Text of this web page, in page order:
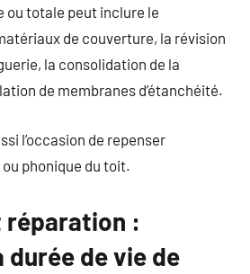
ou totale peut inclure le
de couverture, la révision
la consolidation de la
de membranes d’étanchéité.
l’occasion de repenser
phonique du toit.
:
de vie de